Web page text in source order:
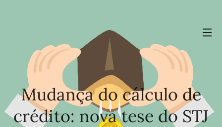
Mudança do cálculo de
crédito: nova tese do STJ